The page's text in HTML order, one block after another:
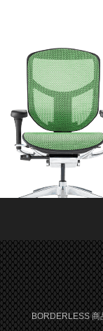
BORDERLESS 商